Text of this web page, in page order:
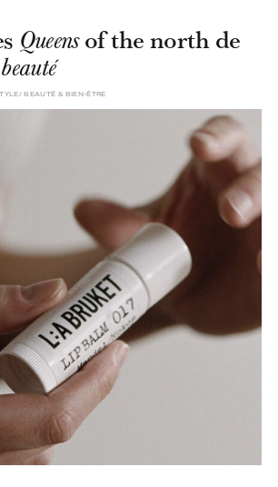
Queensof the north de
beauté
BEAUTÉ & BIEN-ÊTRE